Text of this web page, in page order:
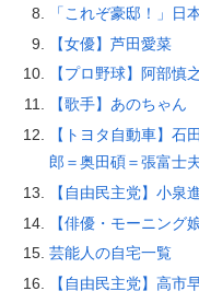
「これぞ豪邸！」日
【女優】芦田愛菜
【プロ野球】阿部慎
【歌手】あのちゃん
【トヨタ自動車】石
郎＝奥田碩＝張富士
【自由民主党】小泉
【俳優・モーニング
芸能人の自宅一覧
【自由民主党】高市